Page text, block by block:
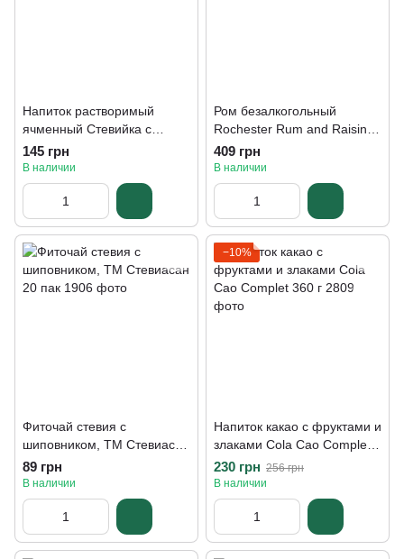
Напиток растворимый
ячменный Стевийка с
цикорием и стевией,ТМ
Стевиясан 100 г
145 грн
В наличии
Ром безалкогольный
Rochester Rum and Raisin
725 мл
409 грн
В наличии
Фиточай стевия с
шиповником, ТМ Стевиасан
20 пак
89 грн
В наличии
−10%
Напиток какао с фруктами и
злаками Cola Cao Complet
360 г
230 грн 256 грн
В наличии